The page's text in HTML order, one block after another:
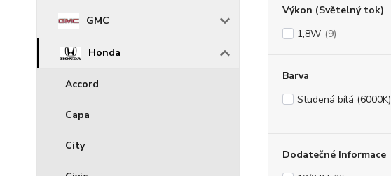
GMC
Honda
Accord
Capa
City
Výkon (Světelný tok)
1,8W (9)
Barva
Studená bílá (6000K)
Dodatečné Informace